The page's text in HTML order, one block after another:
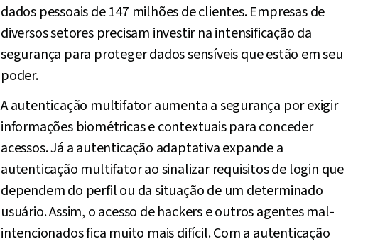
dados pessoais de 147 milhões de clientes. Empresas de
diversos setores precisam investir na intensificação da
segurança para proteger dados sensíveis que estão em seu
poder.
A autenticação multifator aumenta a segurança por exigir
informações biométricas e contextuais para conceder
acessos. Já a autenticação adaptativa expande a
autenticação multifator ao sinalizar requisitos de login que
dependem do perfil ou da situação de um determinado
usuário. Assim, o acesso de hackers e outros agentes mal-
intencionados fica muito mais difícil. Com a autenticação